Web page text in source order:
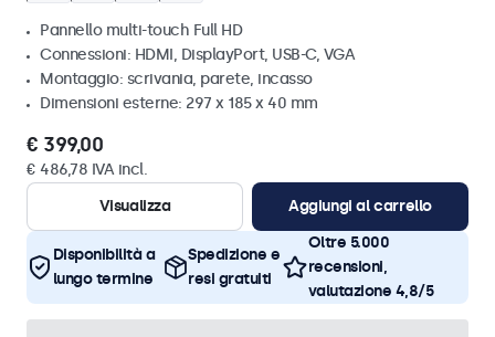
Pannello multi-touch Full HD
Connessioni: HDMI, DisplayPort, USB-C, VGA
Montaggio: scrivania, parete, incasso
Dimensioni esterne: 297 x 185 x 40 mm
€ 399,00
€ 486,78 IVA incl.
Visualizza
Aggiungi al carrello
Disponibilità a
lungo termine
Spedizione e
resi gratuiti
Oltre 5.000
recensioni,
valutazione 4,8/5